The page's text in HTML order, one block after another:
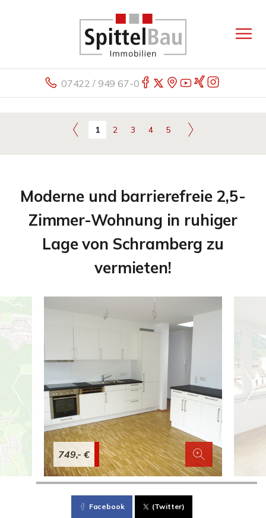
07422 / 949 67-0
1 2 3 4 5
Moderne und barrierefreie 2,5-
Zimmer-Wohnung in ruhiger
Lage von Schramberg zu
vermieten!
749,- €
Facebook (Twitter)